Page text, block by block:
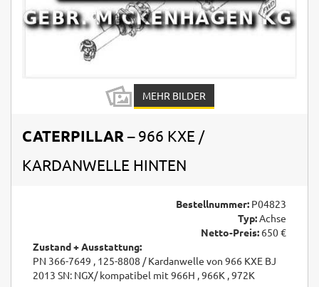
MEHR BILDER
CATERPILLAR – 966 KXE /
KARDANWELLE HINTEN
Bestellnummer: P04823
Typ:Achse
Netto-Preis: 650 €
Zustand + Ausstattung:
PN 366-7649 , 125-8808 / Kardanwelle von 966 KXE BJ
2013 SN: NGX/ kompatibel mit 966H , 966K , 972K